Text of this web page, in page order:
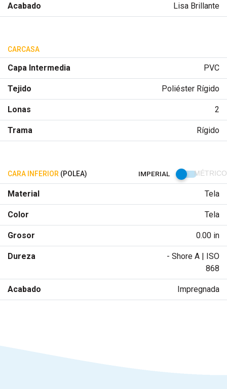
Acabado Lisa Brillante
CARCASA
Capa Intermedia PVC
Tejido Poliéster Rígido
Lonas 2
Trama Rígido
CARA INFERIOR (POLEA) IMPERIAL MÉTRICO
Material Tela
Color Tela
Grosor 0.00 in
Dureza
- Shore A | ISO
868
Acabado Impregnada